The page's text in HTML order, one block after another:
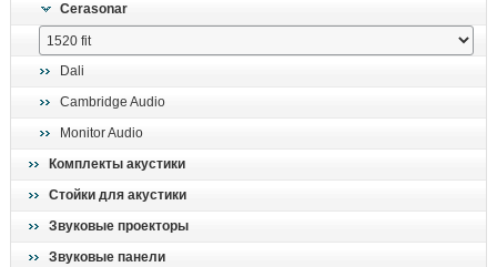
Cerasonar
Dali
Cambridge Audio
Monitor Audio
Комплекты акустики
Стойки для акустики
Звуковые проекторы
Звуковые панели